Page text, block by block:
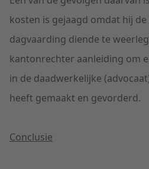
kosten is gejaagd omdat hij
dagvaarding diende te
kantonrechter aanleiding om
in de daadwerkelijke
heeft gemaakt en gevorderd.
Conclusie